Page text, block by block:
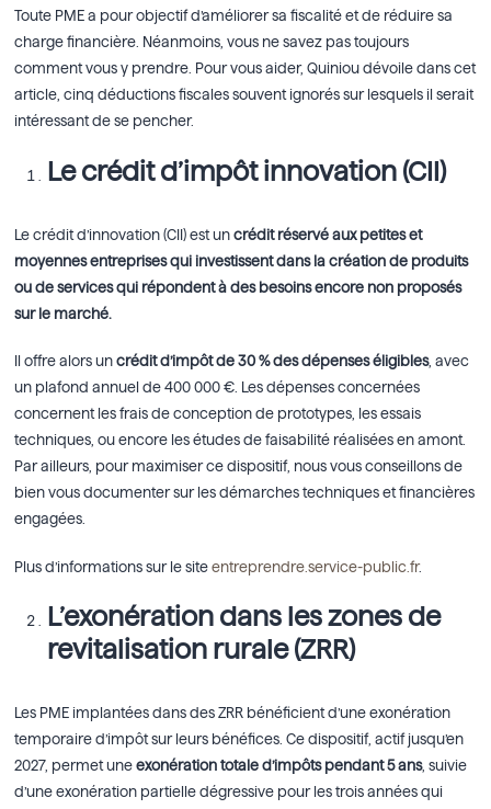
Toute PME a pour objectif d’améliorer sa fiscalité et de réduire sa
charge financière. Néanmoins, vous ne savez pas toujours
comment vous y prendre. Pour vous aider, Quiniou dévoile dans cet
article, cinq déductions fiscales souvent ignorés sur lesquels il serait
intéressant de se pencher.
Le crédit d’impôt innovation (CII)
Le crédit d’innovation (CII) est uncrédit réservé aux petites et
moyennes entreprises qui investissent dans la création de produits
ou de services qui répondent à des besoins encore non proposés
sur le marché.
Il offre alors uncrédit d’impôt de 30 % des dépenses éligibles, avec
un plafond annuel de 400 000 €. Les dépenses concernées
concernent les frais de conception de prototypes, les essais
techniques, ou encore les études de faisabilité réalisées en amont.
Par ailleurs, pour maximiser ce dispositif, nous vous conseillons de
bien vous documenter sur les démarches techniques et financières
engagées.
Plus d’informations sur le site entreprendre.service-public.fr.
L’exonération dans les zones de
revitalisation rurale (ZRR)
Les PME implantées dans des ZRR bénéficient d’une exonération
temporaire d’impôt sur leurs bénéfices. Ce dispositif, actif jusqu’en
2027, permet uneexonération totale d’impôts pendant 5 ans, suivie
d’une exonération partielle dégressive pour les trois années qui